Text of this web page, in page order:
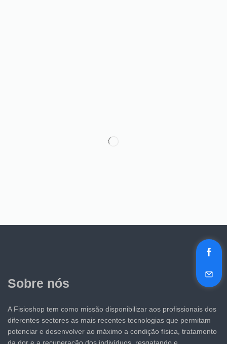
Sobre nós
A Fisioshop tem como missão disponibilizar aos profissionais dos
diferentes sectores as mais recentes tecnologias que permitam
potenciar e desenvolver ao máximo a condição física, tratamento